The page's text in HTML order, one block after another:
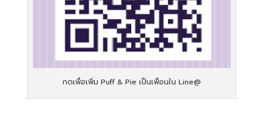
กดเพื่อเพิ่ม Puff & Pie เป็นเพื่อนใน Line@